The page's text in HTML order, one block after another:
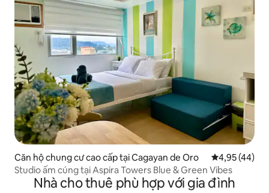
Căn hộ chung cư cao cấp tại Cagayan de Oro Xếp hạng
4,95 (44)
Studio ấm cúng tại Aspira Towers Blue & Green Vibes
Nhà cho thuê phù hợp với gia đình